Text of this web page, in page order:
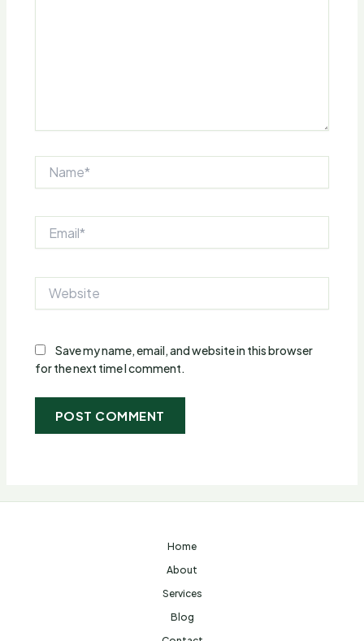
Save my name, email, and website in this browser
for the next time I comment.
Home
About
Services
Blog